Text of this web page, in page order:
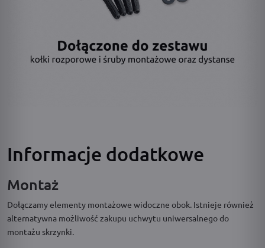
Informacje dodatkowe
Montaż
Dołączamy elementy montażowe widoczne obok. Istnieje również
alternatywna możliwość zakupu uchwytu uniwersalnego do
montażu skrzynki.